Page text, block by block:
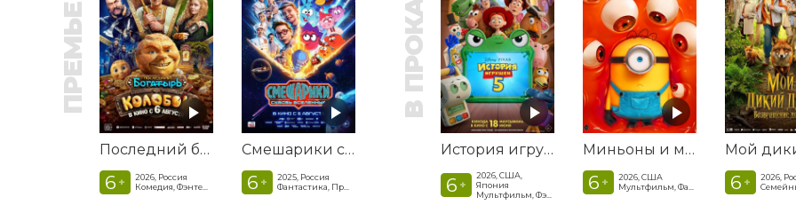
ПРЕМЬЕРА
Последний богатырь. Колобок
6 +
2026, Россия
Смешарики сквозь вселенные
6 +
2025, Россия
В ПРОКАТЕ
История игрушек 5
6 +
2026, США,
Япония
Миньоны и монстры
6 +
2026, США
6 +
2026,